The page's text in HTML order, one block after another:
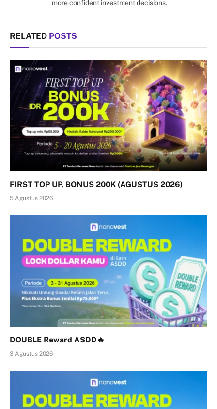
more confident investment decisions.
RELATED POSTS
FIRST TOP UP, BONUS 200K (AGUSTUS 2026)
5 Agustus 2026
DOUBLE Reward ASDD🔥
3 Agustus 2026